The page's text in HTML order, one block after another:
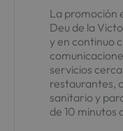
La promoción
Deu de la
y en continuo
servicios
restaurantes,
sanitario y
de 10 minutos